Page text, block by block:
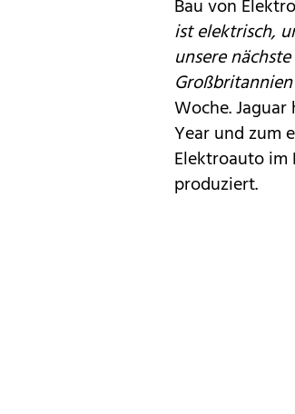
Bau von
ist elektrisch,
unsere
Woche.
Yearund zum
Elektroauto im
produziert.